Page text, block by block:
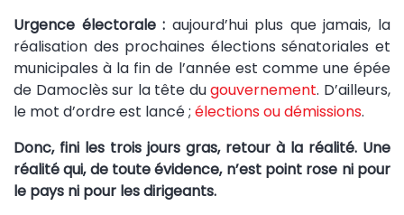
Urgence électorale : aujourd’hui plus que jamais, la
réalisation des prochaines élections sénatoriales et
municipales à la fin de l’année est comme une épée
de Damoclès sur la tête dugouvernement. D’ailleurs,
le mot d’ordre est lancé ; élections ou démissions.
Donc, fini les trois jours gras, retour à la réalité. Une
réalité qui, de toute évidence, n’est point rose ni pour
le pays ni pour les dirigeants.